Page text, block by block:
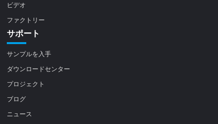
ビデオ
ファクトリー
サポート
サンプルを入手
ダウンロードセンター
プロジェクト
ブログ
ニュース